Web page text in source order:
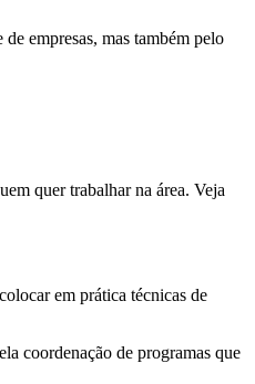
empresas, mas também pelo
quer trabalhar na área. Veja
em prática técnicas de
coordenação de programas que